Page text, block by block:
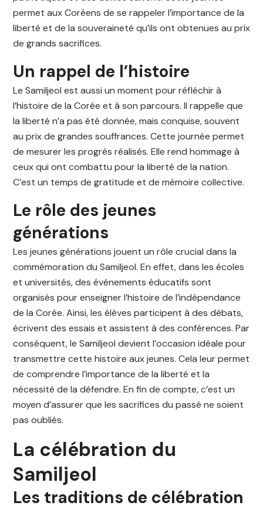
permet aux Coréens de se rappeler l’importance de la
liberté et de la souveraineté qu’ils ont obtenues au prix
de grands sacrifices.
Un rappel de l’histoire
Le Samiljeol est aussi un moment pour réfléchir à
l’histoire de la Corée et à son parcours. Il rappelle que
la liberté n’a pas été donnée, mais conquise, souvent
au prix de grandes souffrances. Cette journée permet
de mesurer les progrès réalisés. Elle rend hommage à
ceux qui ont combattu pour la liberté de la nation.
C’est un temps de gratitude et de mémoire collective.
Le rôle des jeunes
générations
Les jeunes générations jouent un rôle crucial dans la
commémoration du Samiljeol. En effet, dans les écoles
et universités, des événements éducatifs sont
organisés pour enseigner l’histoire de l’indépendance
de la Corée. Ainsi, les élèves participent à des débats,
écrivent des essais et assistent à des conférences. Par
conséquent, le Samiljeol devient l’occasion idéale pour
transmettre cette histoire aux jeunes. Cela leur permet
de comprendre l’importance de la liberté et la
nécessité de la défendre. En fin de compte, c’est un
moyen d’assurer que les sacrifices du passé ne soient
pas oubliés.
La célébration du
Samiljeol
Les traditions de célébration